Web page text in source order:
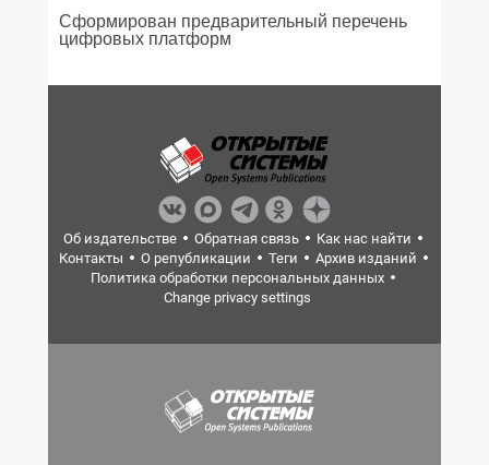
Сформирован предварительный перечень
цифровых платформ
Об издательстве Обратная связь
Как нас найти
Контакты
О републикации Теги
Архив изданий
Политика обработки персональных данных
Change privacy settings